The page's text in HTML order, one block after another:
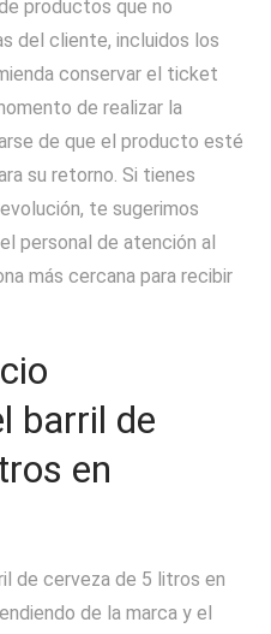
productos que no
del cliente, incluidos los
conservar el ticket
de realizar la
de que el producto esté
su retorno. Si tienes
te sugerimos
personal de atención al
más cercana para recibir
barril de
en
de cerveza de 5 litros en
de la marca y el